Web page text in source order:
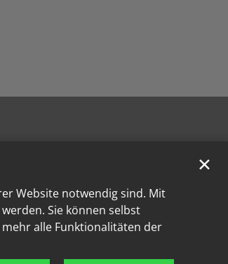
Website notwendig sind. Mit
Sie können selbst
alle Funktionalitäten der
✕